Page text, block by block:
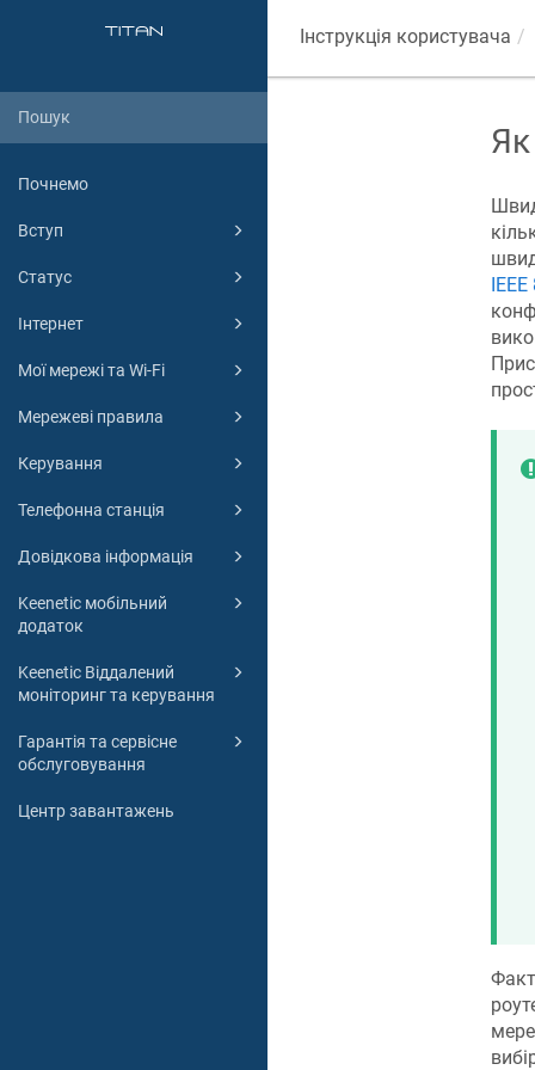
Почнемо
Вступ
Статус
Інтернет
Мої мережі та Wi-Fi
Мережеві правила
Керування
Телефонна станція
Довідкова інформація
Keenetic мобільний
додаток
Keenetic Віддалений
моніторинг та керування
Гарантія та сервісне
обслуговування
Центр завантажень
Інструкція користувача